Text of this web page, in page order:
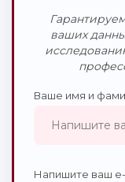
ваших
Ваше имя и
Напишите ваш e-